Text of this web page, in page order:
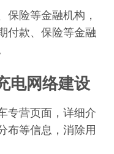
保险等金融机构，
付款、保险等金融
电网络建设
专营页面，详细介
布等信息，消除用